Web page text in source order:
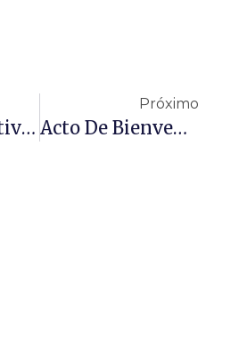
Despido Objetivo, Guía Práctica Para Empresas Y Trabajadores
Próximo
Acto De Bienvenida Al Comité Organizador Y Participantes Del I Congreso Internacional De Seguridad Social Y Acuerdos De Libre Comercio